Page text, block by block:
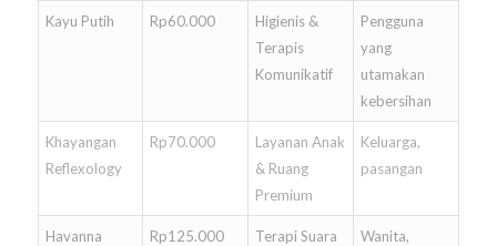
Kayu Putih Rp60.000
Higienis &
Terapis
Komunikatif
Pengguna
yang
utamakan
kebersihan
Khayangan
Reflexology
Rp70.000
Layanan Anak
& Ruang
Premium
Keluarga,
pasangan
Havanna
Rp125.000
Terapi Suara
Wanita,